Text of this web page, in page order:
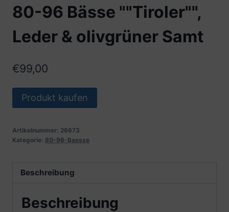
80-96 Bässe ""Tiroler"",
Leder & olivgrüner Samt
€99,00
Produkt kaufen
Artikelnummer: 26673
Kategorie: 80-96-Baesse
Beschreibung
Beschreibung